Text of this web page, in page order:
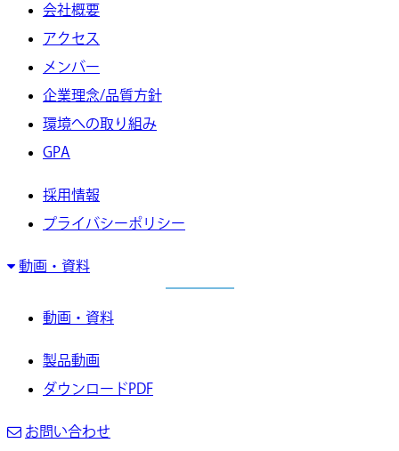
会社概要
アクセス
メンバー
企業理念/品質方針
環境への取り組み
GPA
採用情報
プライバシーポリシー
動画・資料
動画・資料
製品動画
ダウンロードPDF
お問い合わせ